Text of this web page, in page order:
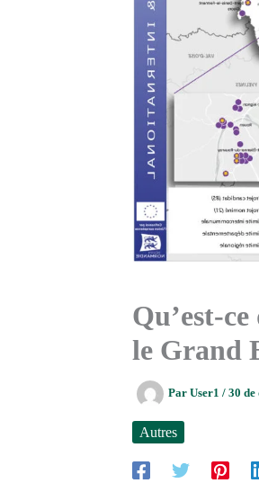
Qu’est-
le Grand
Par User1 / 30 de
Autres